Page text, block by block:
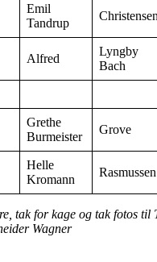
Emil
Tandrup
Christensen
Alfred
Lyngby
Bach
Grethe
Burmeister
Grove
Helle
Kromann
Rasmussen
tak for kage og tak fotos til
Wagner